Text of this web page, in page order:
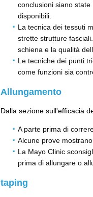
conclusioni siano
disponibili.
La tecnica dei tessuti
strette strutture
schiena e la qualità
Le tecniche dei punti
come funzioni sia
Allungamento
Dalla sezione sull'efficacia
A parte prima di
Alcune prove
La Mayo Clinic
prima di allungare o
taping